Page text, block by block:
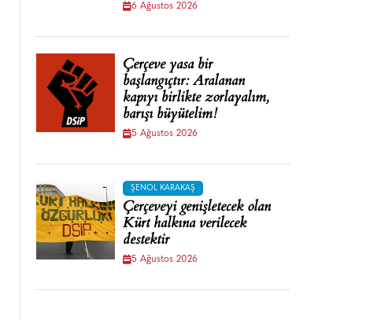
6 Ağustos 2026
Çerçeve yasa bir
başlangıçtır: Aralanan
kapıyı birlikte zorlayalım,
barışı büyütelim!
5 Ağustos 2026
ŞENOL KARAKAŞ
Çerçeveyi genişletecek olan
Kürt halkına verilecek
destektir
5 Ağustos 2026